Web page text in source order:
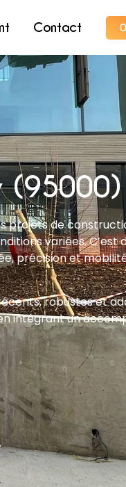
Contact
(95000)
projets de
variées. C’est
précision et
robustes et
intégrant un